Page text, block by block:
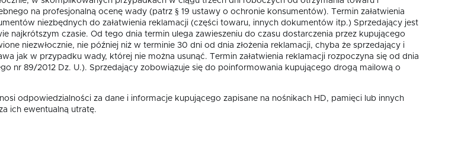
na profesjonalną ocenę wady (patrz § 19 ustawy o ochronie konsumentów). Termin załatwienia
niezbędnych do załatwienia reklamacji (części towaru, innych dokumentów itp.) Sprzedający jest
najkrótszym czasie. Od tego dnia termin ulega zawieszeniu do czasu dostarczenia przez kupującego
niezwłocznie, nie później niż w terminie 30 dni od dnia złożenia reklamacji, chyba że sprzedający i
jak w przypadku wady, której nie można usunąć. Termin załatwienia reklamacji rozpoczyna się od dnia
nr 89/2012 Dz. U.). Sprzedający zobowiązuje się do poinformowania kupującego drogą mailową o
odpowiedzialności za dane i informacje kupującego zapisane na nośnikach HD, pamięci lub innych
ich ewentualną utratę.